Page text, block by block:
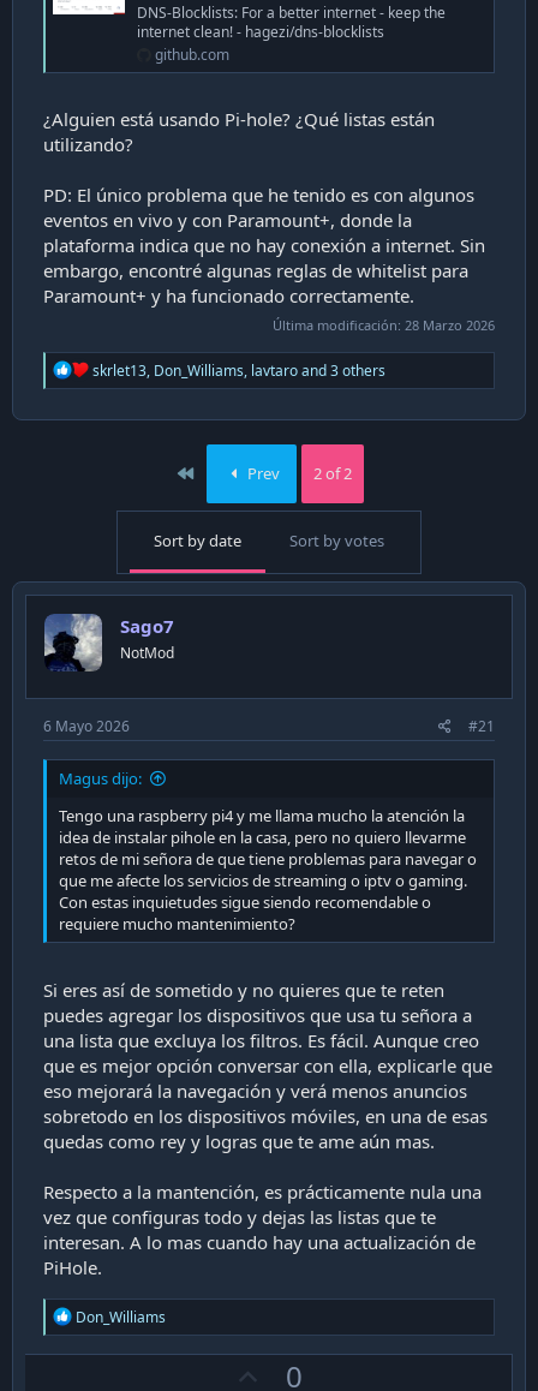
DNS-Blocklists: For a better internet - keep the
internet clean! - hagezi/dns-blocklists
github.com
¿Alguien está usando Pi-hole? ¿Qué listas están
utilizando?
PD: El único problema que he tenido es con algunos
eventos en vivo y con Paramount+, donde la
plataforma indica que no hay conexión a internet. Sin
embargo, encontré algunas reglas de whitelist para
Paramount+ y ha funcionado correctamente.
Última modificación: 28 Marzo 2026
R
e
c
skrlet13, Don_Williams, lavtaroand 3 others
First Prev 2 of 2
Sort by date Sort by votes
Sago7
NotMod
6 Mayo 2026 #21
Magus dijo:
Tengo una raspberry pi4 y me llama mucho la atención la
idea de instalar pihole en la casa, pero no quiero llevarme
retos de mi señora de que tiene problemas para navegar o
que me afecte los servicios de streaming o iptv o gaming.
Con estas inquietudes sigue siendo recomendable o
requiere mucho mantenimiento?
Si eres así de sometido y no quieres que te reten
puedes agregar los dispositivos que usa tu señora a
una lista que excluya los filtros. Es fácil. Aunque creo
que es mejor opción conversar con ella, explicarle que
eso mejorará la navegación y verá menos anuncios
sobretodo en los dispositivos móviles, en una de esas
quedas como rey y logras que te ame aún mas.
Respecto a la mantención, es prácticamente nula una
vez que configuras todo y dejas las listas que te
interesan. A lo mas cuando hay una actualización de
PiHole.
R
e
a
Don_Williams
0